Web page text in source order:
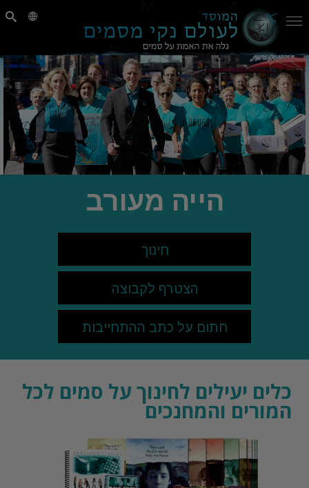
הייה מעורב
חינוך
הצטרף לקבוצה
חתום על כתב ההתחייבות
כלים יעילים לחינוך על סמים לכל
המורים והמחנכים